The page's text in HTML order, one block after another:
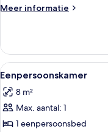
adult)
Meer informatie
Meer
kamer
(+
extra
adult)
Alle
foto's
voor
Eenpersoonskamer
laden
4
Eenpersoonskamer
8 m²
Max. aantal: 1
1 eenpersoonsbed